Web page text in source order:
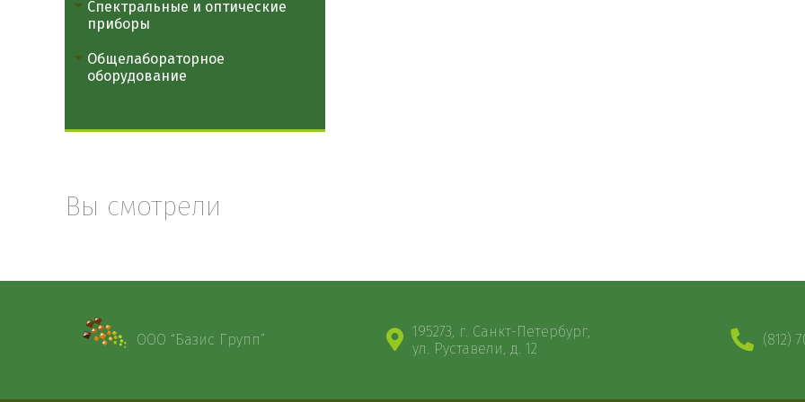
Спектральные и оптические
приборы
Общелабораторное
оборудование
Вы смотрели
ООО “Базис Групп”
195273, г. Санкт-Петербург,
ул. Руставели, д. 12
(812)